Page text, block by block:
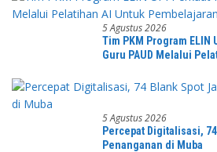
“,karang taruna desa
5 Agustus 2026
Tim PKM Program ELIN
Guru PAUD Melalui
5 Agustus 2026
Percepat Digitalisasi,
Penanganan di Muba